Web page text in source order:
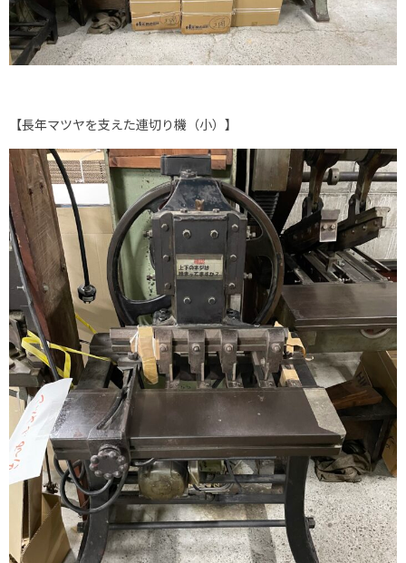
【長年マツヤを支えた連切り機（小）】